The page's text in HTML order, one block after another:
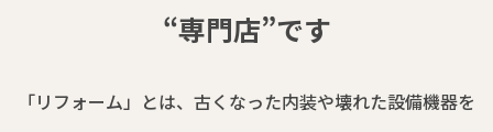
“専門店”です
「リフォーム」とは、古くなった内装や壊れた設備機器を